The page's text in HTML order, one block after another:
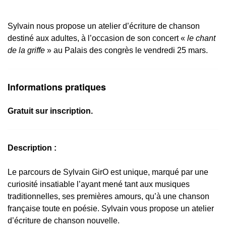
Sylvain nous propose un atelier d’écriture de chanson
destiné aux adultes, à l’occasion de son concert « le chant
de la griffe » au Palais des congrès le vendredi 25 mars.
Informations pratiques
Gratuit sur inscription.
Description :
Le parcours de Sylvain GirO est unique, marqué par une
curiosité insatiable l’ayant mené tant aux musiques
traditionnelles, ses premières amours, qu’à une chanson
française toute en poésie. Sylvain vous propose un atelier
d’écriture de chanson nouvelle.